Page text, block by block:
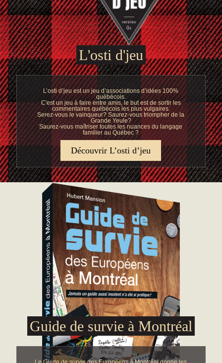
L'osti d'jeu
L’osti d’jeu est un jeu d’associations d’idées 100%
québécois.
C'est un jeu à faire entre amis, le but est de sortir les
commentaires québécois les plus vulgaires.
Serez-vous le vainqueur? Saurez-vous triompher de la
Grande Yeule?
Saurez-vous maîtriser toutes les nuances du langage
familier au Québec ?
Découvrir L’osti d’jeu
Guide de survie à Montréal